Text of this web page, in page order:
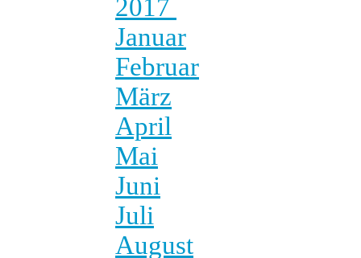
2017
Januar
Februar
März
April
Mai
Juni
Juli
August